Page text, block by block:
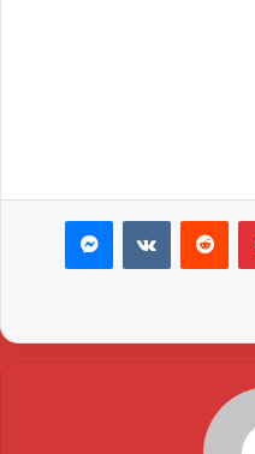
بينتيريست ماسنجر